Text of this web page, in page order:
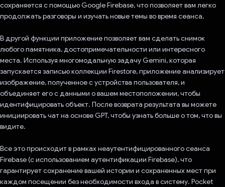
сохраняется с помощью Google Firebase, что позволяет вам легко
продолжать разговоры и изучать новые темы во время сеанса.
В другой функции приложение позволяет вам сделать снимок
любого памятника, достопримечательности или интересного
места. Используя многомодальную задачу Gemini, которая
запускается записью коллекции Firestore, приложение анализирует
изображение, полученное с устройства пользователя, и
объединяет его с данными о вашем местоположении, чтобы
идентифицировать объект. После возврата результата вы можете
инициировать чат на основе GPT, чтобы узнать больше о том, что вы
видите.
Все это происходит в рамках неаутентифицированного сеанса
Firebase (с использованием аутентификации Firebase), что
гарантирует сохранение вашей истории и сохраненных мест при
каждом посещении без необходимости входа в систему. Pocket